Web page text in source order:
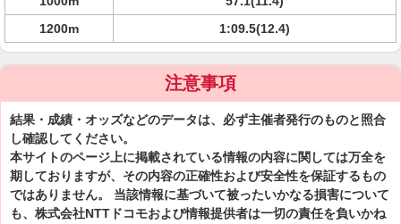
1200m
1:09.5(12.4)
注意事項
結果・成績・オッズなどのデータは、必ず主催者発行のものと照合
し確認してください。
本サイトのページ上に掲載されている情報の内容に関しては万全を
期しておりますが、その内容の正確性および安全性を保証するもの
ではありません。 当該情報に基づいて被ったいかなる損害について
も、株式会社NTTドコモおよび情報提供者は一切の責任を負いかね